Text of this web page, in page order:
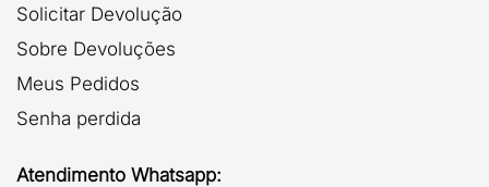
Solicitar Devolução
Sobre Devoluções
Meus Pedidos
Senha perdida
Atendimento Whatsapp: